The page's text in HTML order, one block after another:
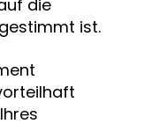
die
ist.